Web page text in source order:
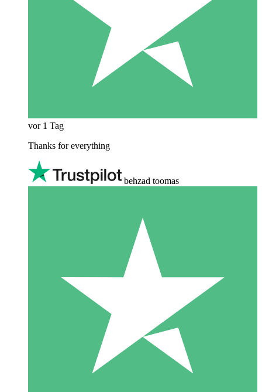
vor 1 Tag
Thanks for everything
behzad toomas